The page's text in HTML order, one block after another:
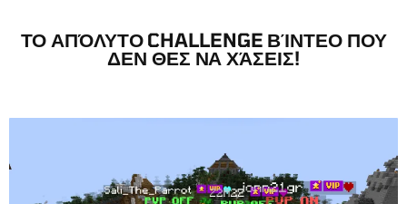
ΤΟ ΑΠΌΛΥΤΟ CHALLENGE ΒΊΝΤΕΟ ΠΟΥ
ΔΕΝ ΘΕΣ ΝΑ ΧΆΣΕΙΣ!